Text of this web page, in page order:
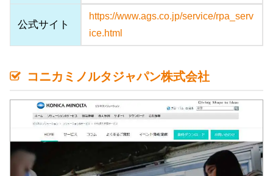
公式サイト
https://www.ags.co.jp/service/rpa_serv
ice.html
コニカミノルタジャパン株式会社